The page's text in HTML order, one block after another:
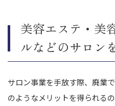
美容エステ・美
ルなどのサロン
サロン事業を手放す際、廃業
のようなメリットを得られる